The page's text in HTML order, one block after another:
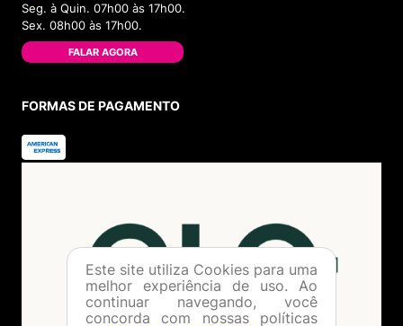
Seg. à Quin. 07h00 às 17h00.
Sex. 08h00 às 17h00.
FALAR AGORA
FORMAS DE PAGAMENTO
Este site utiliza Cookies para uma
melhor experiência de uso. Ao
continuar navegando, você
concorda com nossas políticas